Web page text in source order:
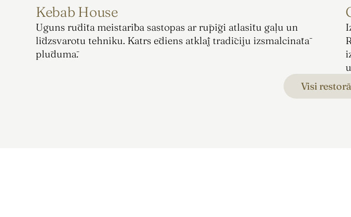
Kebab House
Uguns rūdīta meistarība sastopas ar rūpīgi atlasītu gaļu un
līdzsvarotu tehniku. Katrs ēdiens atklāj tradīciju izsmalcinātā
plūdumā.
Visi